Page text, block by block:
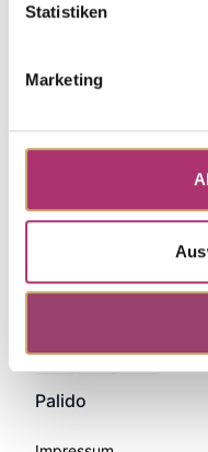
Statistiken
Marketing
Palido